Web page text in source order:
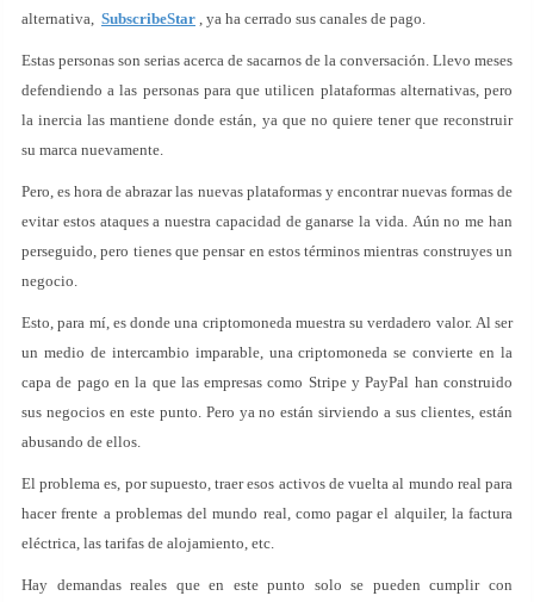
alternativa, SubscribeStar , ya ha cerrado sus canales de pago.
Estas personas son serias acerca de sacarnos de la conversación. Llevo meses
defendiendo a las personas para que utilicen plataformas alternativas, pero
la inercia las mantiene donde están, ya que no quiere tener que reconstruir
su marca nuevamente.
Pero, es hora de abrazar las nuevas plataformas y encontrar nuevas formas de
evitar estos ataques a nuestra capacidad de ganarse la vida. Aún no me han
perseguido, pero tienes que pensar en estos términos mientras construyes un
negocio.
Esto, para mí, es donde una criptomoneda muestra su verdadero valor. Al ser
un medio de intercambio imparable, una criptomoneda se convierte en la
capa de pago en la que las empresas como Stripe y PayPal han construido
sus negocios en este punto. Pero ya no están sirviendo a sus clientes, están
abusando de ellos.
El problema es, por supuesto, traer esos activos de vuelta al mundo real para
hacer frente a problemas del mundo real, como pagar el alquiler, la factura
eléctrica, las tarifas de alojamiento, etc.
Hay demandas reales que en este punto solo se pueden cumplir con